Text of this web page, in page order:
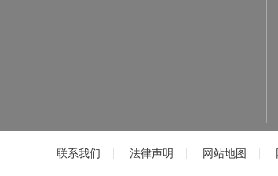
联系我们 法律声明 网站地图